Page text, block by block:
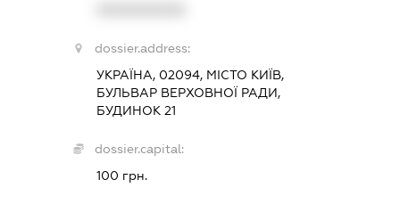
dossier.address:
УКРАЇНА, 02094, МІСТО КИЇВ,
БУЛЬВАР ВЕРХОВНОЇ РАДИ,
БУДИНОК 21
dossier.capital:
100 грн.